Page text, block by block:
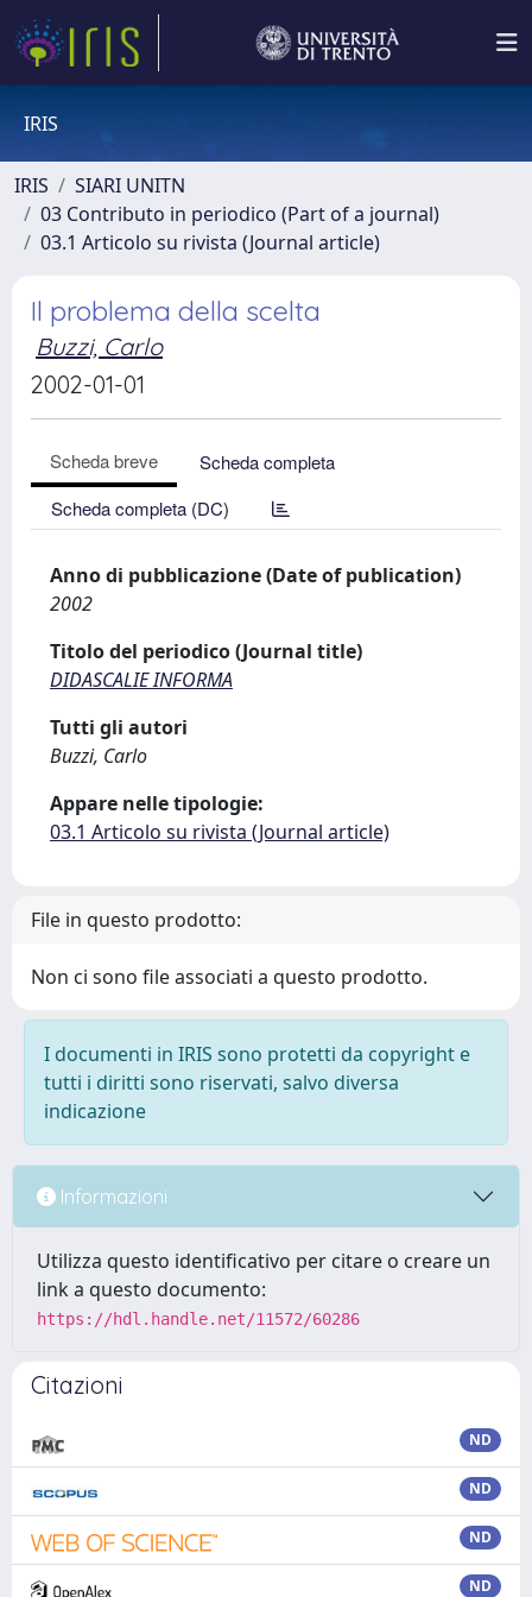
IRIS
IRIS
SIARI UNITN
03 Contributo in periodico (Part of a journal)
03.1 Articolo su rivista (Journal article)
Il problema della scelta
Buzzi, Carlo
2002-01-01
Scheda breve
Scheda completa
Scheda completa (DC)
Anno di pubblicazione (Date of publication)
2002
Titolo del periodico (Journal title)
DIDASCALIE INFORMA
Tutti gli autori
Buzzi, Carlo
Appare nelle tipologie:
03.1 Articolo su rivista (Journal article)
File in questo prodotto:
Non ci sono file associati a questo prodotto.
I documenti in IRIS sono protetti da copyright e
tutti i diritti sono riservati, salvo diversa
indicazione
Informazioni
Utilizza questo identificativo per citare o creare un
link a questo documento:
https://hdl.handle.net/11572/60286
Citazioni
ND
ND
ND
ND